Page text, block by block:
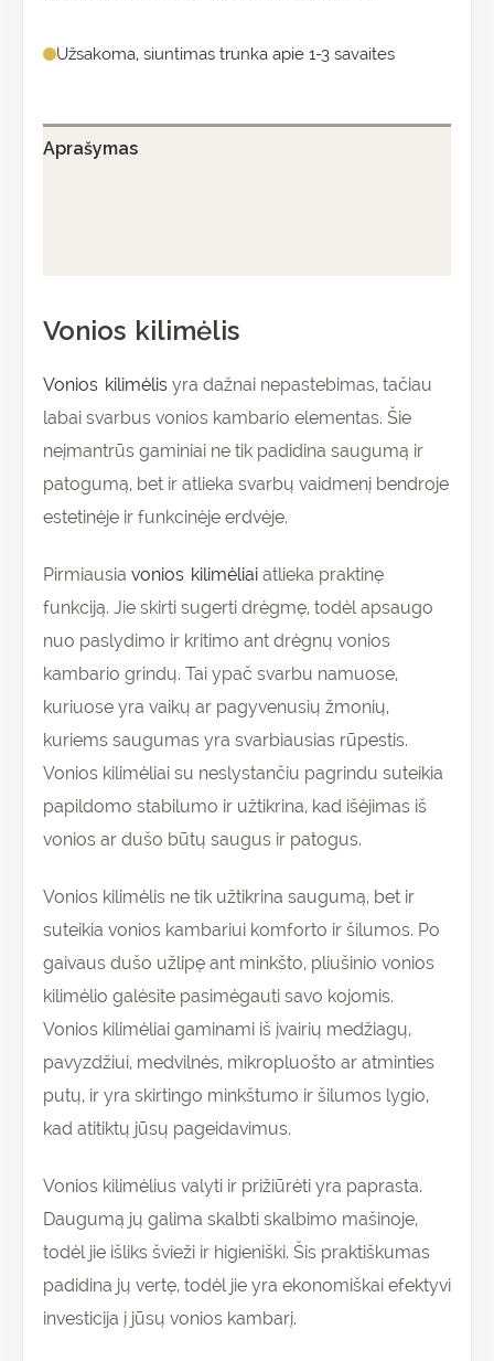
Užsakoma, siuntimas trunka apie 1-3 savaites
Aprašymas
Vonios kilimėlis
Vonios kilimėlis yra dažnai nepastebimas, tačiau
labai svarbus vonios kambario elementas. Šie
neįmantrūs gaminiai ne tik padidina saugumą ir
patogumą, bet ir atlieka svarbų vaidmenį bendroje
estetinėje ir funkcinėje erdvėje.
Pirmiausia vonios kilimėliai atlieka praktinę
funkciją. Jie skirti sugerti drėgmę, todėl apsaugo
nuo paslydimo ir kritimo ant drėgnų vonios
kambario grindų. Tai ypač svarbu namuose,
kuriuose yra vaikų ar pagyvenusių žmonių,
kuriems saugumas yra svarbiausias rūpestis.
Vonios kilimėliai su neslystančiu pagrindu suteikia
papildomo stabilumo ir užtikrina, kad išėjimas iš
vonios ar dušo būtų saugus ir patogus.
Vonios kilimėlis ne tik užtikrina saugumą, bet ir
suteikia vonios kambariui komforto ir šilumos. Po
gaivaus dušo užlipę ant minkšto, pliušinio vonios
kilimėlio galėsite pasimėgauti savo kojomis.
Vonios kilimėliai gaminami iš įvairių medžiagų,
pavyzdžiui, medvilnės, mikropluošto ar atminties
putų, ir yra skirtingo minkštumo ir šilumos lygio,
kad atitiktų jūsų pageidavimus.
Vonios kilimėlius valyti ir prižiūrėti yra paprasta.
Daugumą jų galima skalbti skalbimo mašinoje,
todėl jie išliks švieži ir higieniški. Šis praktiškumas
padidina jų vertę, todėl jie yra ekonomiškai efektyvi
investicija į jūsų vonios kambarį.